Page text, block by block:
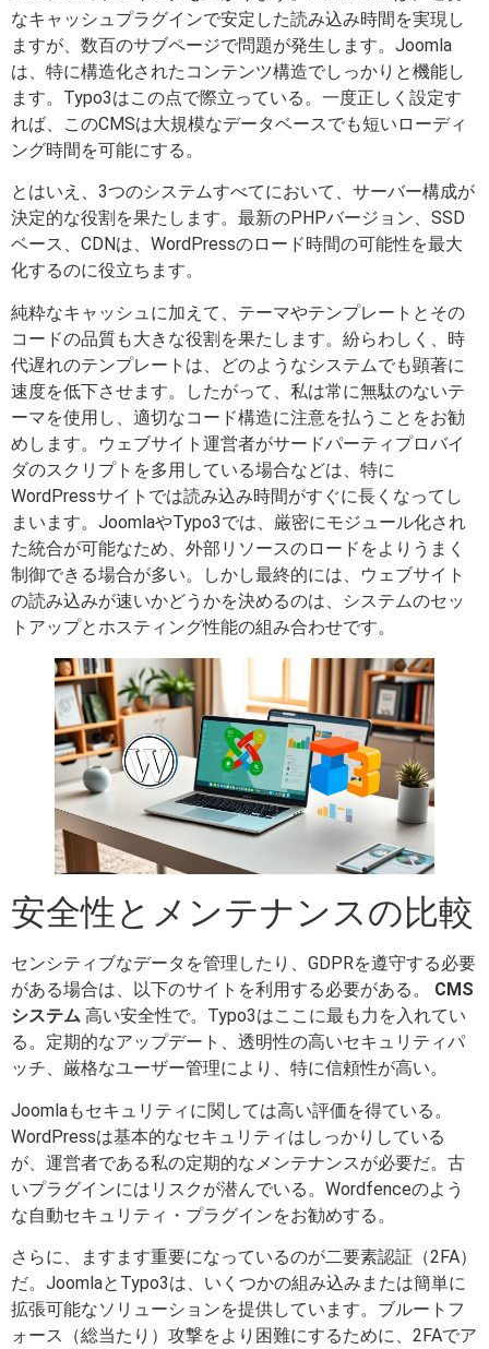
なキャッシュプラグインで安定した読み込み時間を実現し
ますが、数百のサブページで問題が発生します。Joomla
は、特に構造化されたコンテンツ構造でしっかりと機能し
ます。Typo3はこの点で際立っている。一度正しく設定す
れば、このCMSは大規模なデータベースでも短いローディ
ング時間を可能にする。
とはいえ、3つのシステムすべてにおいて、サーバー構成が
決定的な役割を果たします。最新のPHPバージョン、SSD
ベース、CDNは、WordPressのロード時間の可能性を最大
化するのに役立ちます。
純粋なキャッシュに加えて、テーマやテンプレートとその
コードの品質も大きな役割を果たします。紛らわしく、時
代遅れのテンプレートは、どのようなシステムでも顕著に
速度を低下させます。したがって、私は常に無駄のないテ
ーマを使用し、適切なコード構造に注意を払うことをお勧
めします。ウェブサイト運営者がサードパーティプロバイ
ダのスクリプトを多用している場合などは、特に
WordPressサイトでは読み込み時間がすぐに長くなってし
まいます。JoomlaやTypo3では、厳密にモジュール化され
た統合が可能なため、外部リソースのロードをよりうまく
制御できる場合が多い。しかし最終的には、ウェブサイト
の読み込みが速いかどうかを決めるのは、システムのセッ
トアップとホスティング性能の組み合わせです。
安全性とメンテナンスの比較
センシティブなデータを管理したり、GDPRを遵守する必要
がある場合は、以下のサイトを利用する必要がある。 CMS
システム 高い安全性で。Typo3はここに最も力を入れてい
る。定期的なアップデート、透明性の高いセキュリティパ
ッチ、厳格なユーザー管理により、特に信頼性が高い。
Joomlaもセキュリティに関しては高い評価を得ている。
WordPressは基本的なセキュリティはしっかりしている
が、運営者である私の定期的なメンテナンスが必要だ。古
いプラグインにはリスクが潜んでいる。Wordfenceのよう
な自動セキュリティ・プラグインをお勧めする。
さらに、ますます重要になっているのが二要素認証（2FA）
だ。JoomlaとTypo3は、いくつかの組み込みまたは簡単に
拡張可能なソリューションを提供しています。ブルートフ
ォース（総当たり）攻撃をより困難にするために、2FAでア